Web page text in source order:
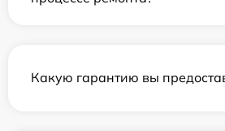
Какую гарантию вы